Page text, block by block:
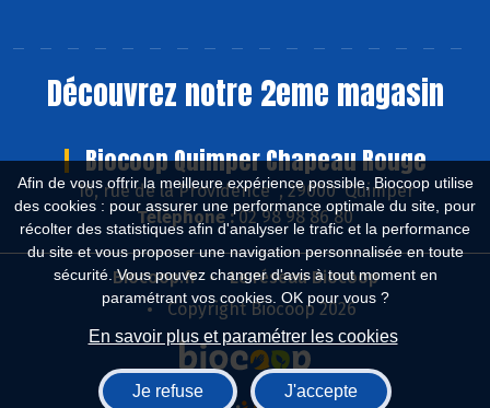
Afin de vous offrir la meilleure expérience possible, Biocoop utilise
des cookies : pour assurer une performance optimale du site, pour
récolter des statistiques afin d'analyser le trafic et la performance
du site et vous proposer une navigation personnalisée en toute
sécurité. Vous pouvez changer d'avis à tout moment en
paramétrant vos cookies. OK pour vous ?
En savoir plus et paramétrer les cookies
Je refuse J'accepte
Découvrez notre 2eme magasin
Biocoop Quimper Chapeau Rouge
16, rue de la Providence , 29000 Quimper
Téléphone :02 98 98 86 80
Biocoop.fr
Le réseau Biocoop
Copyright Biocoop 2026